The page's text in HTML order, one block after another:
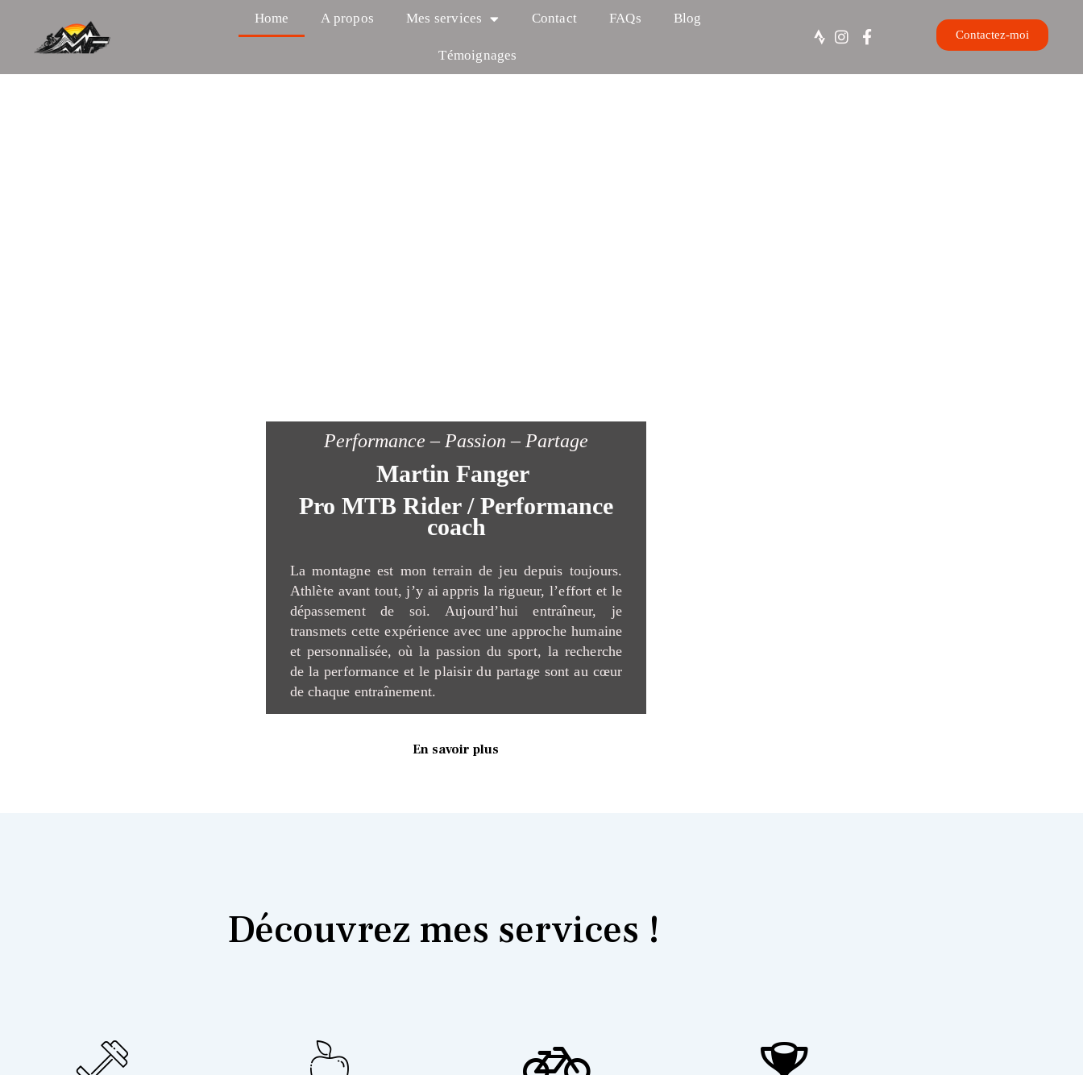
Home A propos Mes services Contact FAQs Blog
Témoignages
Contactez-moi
Performance – Passion – Partage
Martin Fanger
Pro MTB Rider / Performance
coach
La montagne est mon terrain de jeu depuis toujours.
Athlète avant tout, j’y ai appris la rigueur, l’effort et le
dépassement de soi. Aujourd’hui entraîneur, je
transmets cette expérience avec une approche humaine
et personnalisée, où la passion du sport, la recherche
de la performance et le plaisir du partage sont au cœur
de chaque entraînement.
En savoir plus
Découvrez mes services !